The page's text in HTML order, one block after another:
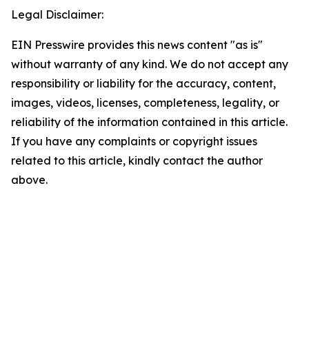
Legal Disclaimer:
EIN Presswire provides this news content "as is"
without warranty of any kind. We do not accept any
responsibility or liability for the accuracy, content,
images, videos, licenses, completeness, legality, or
reliability of the information contained in this article.
If you have any complaints or copyright issues
related to this article, kindly contact the author
above.